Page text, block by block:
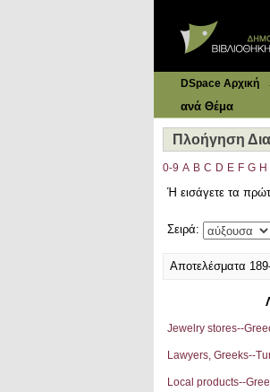
DSpace Αρχική
ανά Θέμα
Πλοήγηση
0-9 A B C D E F G H
Ή εισάγετε τα
Σειρά:
Αποτελέσματα
Jewelry stores--
Lawyers, Greeks--
Local products--